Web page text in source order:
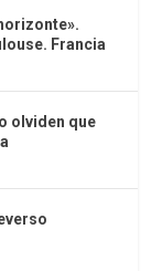
Francia
olviden que